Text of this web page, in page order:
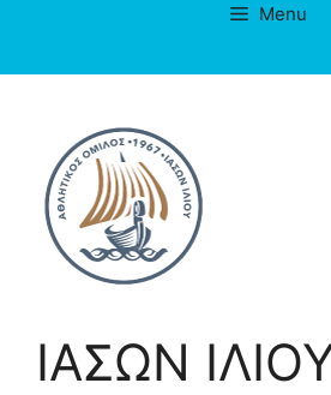
Menu
ΙΑΣΩΝ